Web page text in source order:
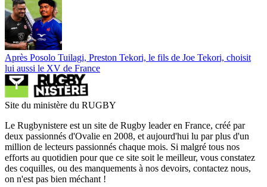
Après Posolo Tuilagi, Preston Tekori, le fils de Joe Tekori, choisit
lui aussi le XV de France
Site du ministère du RUGBY
Le Rugbynistere est un site de Rugby leader en France, créé par
deux passionnés d'Ovalie en 2008, et aujourd'hui lu par plus d'un
million de lecteurs passionnés chaque mois. Si malgré tous nos
efforts au quotidien pour que ce site soit le meilleur, vous constatez
des coquilles, ou des manquements à nos devoirs, contactez nous,
on n'est pas bien méchant !